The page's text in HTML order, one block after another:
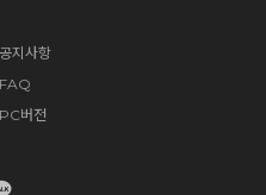
공지사항
FAQ
PC버전